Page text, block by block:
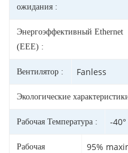
ожидания :
Энергоэффективный Ethernet
(EEE) :
Вентилятор : Fanless
Экологические
Рабочая Температура : -
Рабочая
95%